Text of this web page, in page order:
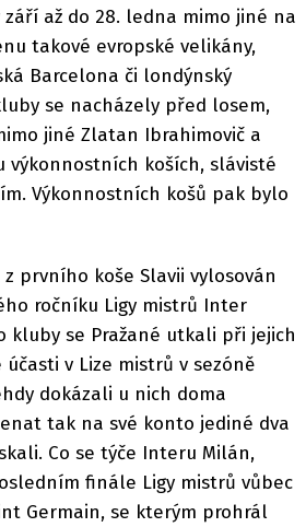
až do 28. ledna mimo jiné na
takové evropské velikány,
Barcelona či londýnský
se nacházely před losem,
jiné Zlatan Ibrahimovič a
výkonnostních koších, slávisté
Výkonnostních košů pak bylo
prvního koše Slavii vylosován
ročníku Ligy mistrů Inter
kluby se Pražané utkali při jejich
v Lize mistrů v sezóně
dokázali u nich doma
tak na své konto jediné dva
Co se týče Interu Milán,
finále Ligy mistrů vůbec
Germain, se kterým prohrál